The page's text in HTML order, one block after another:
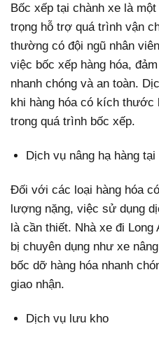
Bốc xếp tại chành xe là
trọng hỗ trợ quá trình vận
thường có đội ngũ nhân
việc bốc xếp hàng hóa,
nhanh chóng và an toàn.
khi hàng hóa có kích
trong quá trình bốc xếp.
Dịch vụ nâng hạ hàng tại
Đối với các loại hàng hóa
lượng nặng, việc sử dụng
là cần thiết. Nhà xe đi
bị chuyên dụng như xe
bốc dỡ hàng hóa nhanh
giao nhận.
Dịch vụ lưu kho